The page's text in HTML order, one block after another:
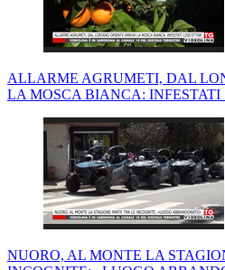
ALLARME AGRUMETI, DAL
LA MOSCA BIANCA: INFESTATI
NUORO, AL MONTE LA